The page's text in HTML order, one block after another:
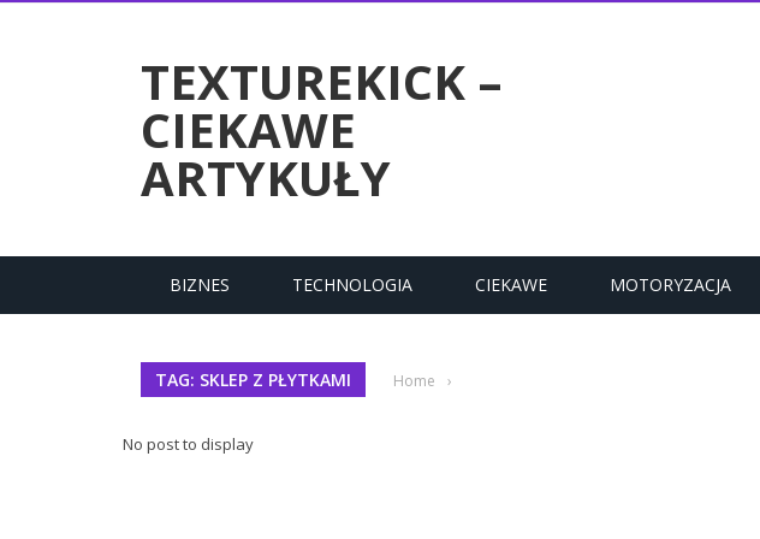
TEXTUREKICK –
CIEKAWE
ARTYKUŁY
BIZNES TECHNOLOGIA CIEKAWE MOTORYZACJA
TAG: SKLEP Z PŁYTKAMI Home ›
No post to display